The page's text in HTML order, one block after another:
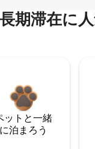
長期滞在に
ットと一緒
に泊まろう